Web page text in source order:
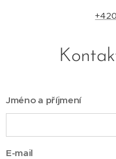
Jméno a příjmení
E-mail